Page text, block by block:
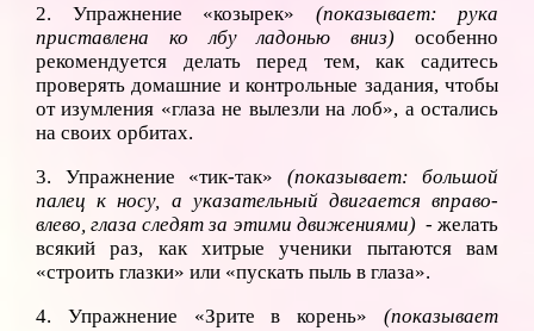
2. Упражнение «козырек» (показывает: рука
приставлена ко лбу
ладонью вниз) особенно
рекомендуется делать перед тем, как садитесь
проверять домашние и контрольные задания, чтобы
от изумления «глаза не вылезли на лоб», а остались
на своих орбитах.
3. Упражнение «тик-так» (показывает: большой
палец к носу, а указательный двигается вправо-
влево, глаза следят за этими движениями)- желать
всякий раз, как хитрые ученики пытаются вам
«строить глазки» или «пускать пыль в глаза».
4. Упражнение «Зрите в корень» (показывает